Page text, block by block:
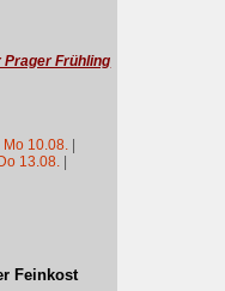
Prager Frühling
Mo 10.08. |
13.08. |
Feinkost